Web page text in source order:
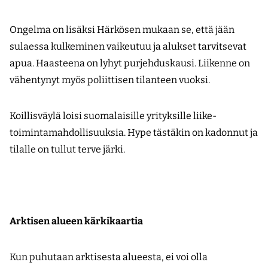
Ongelma on lisäksi Härkösen mukaan se, että jään
sulaessa kulkeminen vaikeutuu ja alukset tarvitsevat
apua. Haasteena on lyhyt purjehduskausi. Liikenne on
vähentynyt myös poliittisen tilanteen vuoksi.
Koillisväylä loisi suomalaisille yrityksille liike­
toimintamahdollisuuksia. Hype tästäkin on kadonnut ja
tilalle on tullut terve järki.
Arktisen alueen kärkikaartia
Kun puhutaan arktisesta alueesta, ei voi olla